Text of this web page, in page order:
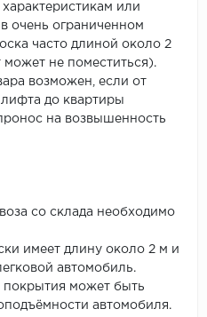
или
очень ограниченном
часто длиной около 2
не поместиться).
возможен, если от
до квартиры
на возвышенность
со склада необходимо
имеет длину около 2 м и
автомобиль.
может быть
автомобиля.